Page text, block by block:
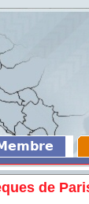
de